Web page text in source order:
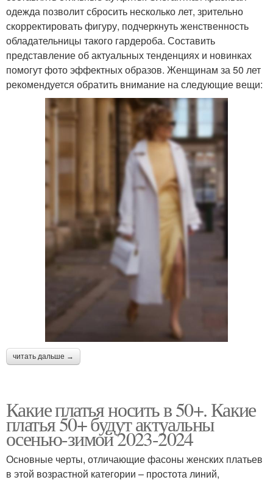
одежда позволит сбросить несколько лет, зрительно
скорректировать фигуру, подчеркнуть женственность
обладательницы такого гардероба. Составить
представление об актуальных тенденциях и новинках
помогут фото эффектных образов. Женщинам за 50 лет
рекомендуется обратить внимание на следующие вещи:
читать дальше →
Какие платья носить в 50+. Какие
платья 50+ будут актуальны
осенью-зимой 2023-2024
Основные черты, отличающие фасоны женских платьев
в этой возрастной категории – простота линий,